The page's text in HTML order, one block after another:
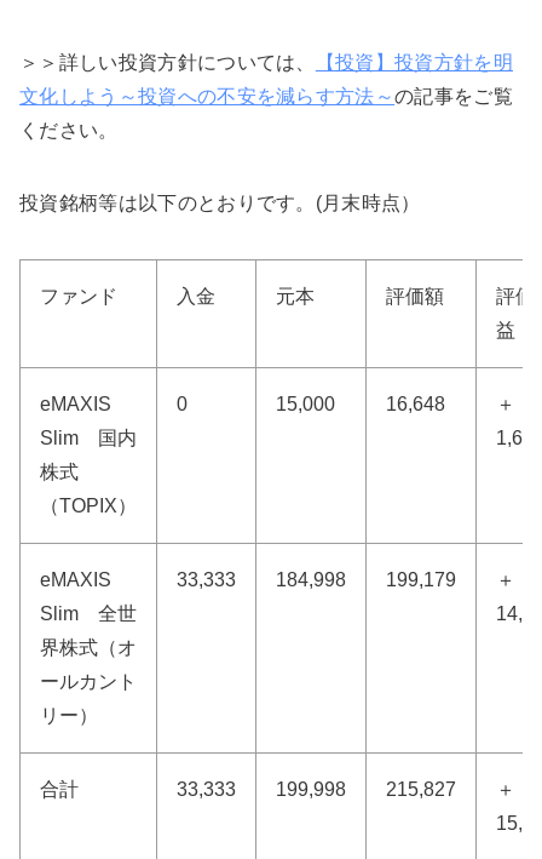
＞＞詳しい投資方針については、
【投資】投資方針を明
文化しよう～投資への不安を減らす方法～の記事をご覧
ください。
投資銘柄等は以下のとおりです。(月末時点）
ファンド 入金 元本 評価額
評価
益
eMAXIS
Slim 国内
株式
（TOPIX）
0 15,000 16,648
＋
eMAXIS
Slim 全世
界株式（オ
ールカント
リー）
33,333 184,998 199,179
＋
合計 33,333 199,998 215,827
＋